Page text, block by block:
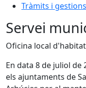
Tràmits i gestions
Servei
Oficina local
En data 8 de juliol de
els ajuntaments de